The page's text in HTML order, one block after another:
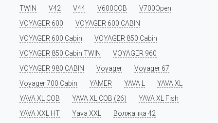
TWIN
V42 V44 V600COB
V700Open
VOYAGER 600
VOYAGER 600 CABIN
VOYAGER 600 Cabin
VOYAGER 850 Cabin
VOYAGER 850 Cabin TWIN
VOYAGER 960
VOYAGER 980 CABIN
Voyager
Voyager 67
Voyager 700 Cabin
YAMER YAVA L
YAVA XL
YAVA XL COB
YAVA XL COB (26)
YAVA XL Fish
YAVA XXL HT
Yava XXL Волжанка 42